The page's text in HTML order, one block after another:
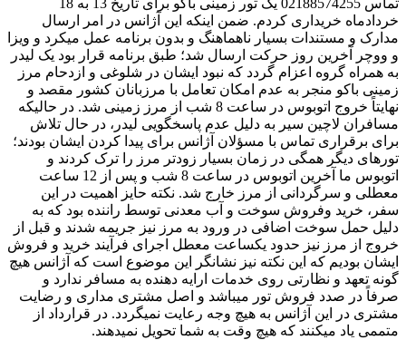
تماس 02188574255 یک تور زمینی باکو برای تاریخ 13 به 18
خردادماه خریداری کردم. ضمن اینکه این آژانس در امر ارسال
مدارک و مستندات بسیار ناهماهنگ و بدون برنامه عمل میکرد و ویزا
و ووچر آخرین روز حرکت ارسال شد؛ طبق برنامه قرار بود یک لیدر
به همراه گروه اعزام گردد که نبود ایشان در شلوغی و ازدحام مرز
زمینی باکو منجر به عدم امکان تعامل با مرزبانان کشور مقصد و
نهایتاً خروج اتوبوس در ساعت 8 شب از مرز زمینی شد. در حالیکه
مسافران لاچین سیر به دلیل عدم پاسخگویی لیدر، در حال تلاش
برای برقراری تماس با مسؤلان آژانس برای پیدا کردن ایشان بودند؛
تورهای دیگر همگی در زمان بسیار زودتر مرز را ترک کردند و
اتوبوس ما آخرین اتوبوس در ساعت 8 شب و پس از 12 ساعت
معطلی و سرگردانی از مرز خارج شد. نکته حایز اهمیت در این
سفر، خرید وفروش سوخت و آب معدنی توسط راننده بود که به
دلیل حمل سوخت اضافی در ورود به مرز نیز جریمه شدند و قبل از
خروج از مرز نیز حدود یکساعت معطل اجرای فرآیند خرید و فروش
ایشان بودیم که این نکته نیز نشانگر این موضوع است که آژانس هیچ
گونه تعهد و نظارتی روی خدمات ارایه دهنده به مسافر ندارد و
صرفاً در صدد فروش تور میباشد و اصل مشتری مداری و رضایت
مشتری در این آژانس به هیچ وجه رعایت نمیگردد. در قرارداد از
متممی یاد میکنند که هیچ وقت به شما تحویل نمیدهند.